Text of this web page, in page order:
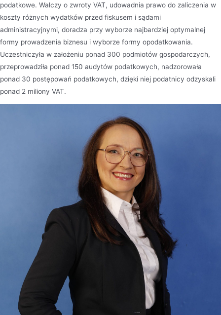
podatkowe. Walczy o zwroty VAT, udowadnia prawo do zaliczenia w
koszty różnych wydatków przed fiskusem i sądami
administracyjnymi, doradza przy wyborze najbardziej optymalnej
formy prowadzenia biznesu i wyborze formy opodatkowania.
Uczestniczyła w założeniu ponad 300 podmiotów gospodarczych,
przeprowadziła ponad 150 audytów podatkowych, nadzorowała
ponad 30 postępowań podatkowych, dzięki niej podatnicy odzyskali
ponad 2 miliony VAT.